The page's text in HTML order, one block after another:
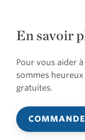
En savoir
Pour vous aider
sommes
gratuites.